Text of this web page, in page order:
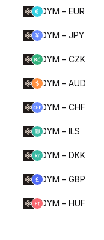
DYM – EUR
DYM – JPY
DYM – CZK
DYM – AUD
DYM – CHF
DYM – ILS
DYM – DKK
DYM – GBP
DYM – HUF